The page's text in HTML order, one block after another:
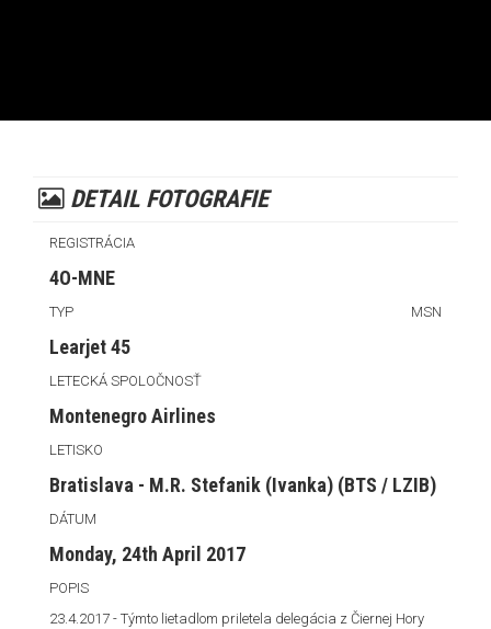
DETAIL FOTOGRAFIE
REGISTRÁCIA
4O-MNE
TYP MSN
Learjet 45
LETECKÁ SPOLOČNOSŤ
Montenegro Airlines
LETISKO
Bratislava - M.R. Stefanik (Ivanka) (BTS / LZIB)
DÁTUM
Monday, 24th April 2017
POPIS
23.4.2017 - Týmto lietadlom priletela delegácia z Čiernej Hory